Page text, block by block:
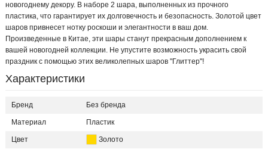
новогоднему декору. В наборе 2 шара, выполненных из прочного
пластика, что гарантирует их долговечность и безопасность. Золотой цвет
шаров привнесет нотку роскоши и элегантности в ваш дом.
Произведенные в Китае, эти шары станут прекрасным дополнением к
вашей новогодней коллекции. Не упустите возможность украсить свой
праздник с помощью этих великолепных шаров "Глиттер"!
Характеристики
Бренд Без бренда
Материал Пластик
Цвет Золото